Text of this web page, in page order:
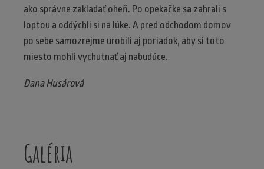
ako správne zakladať oheň. Po opekačke sa zahrali s
loptou a oddýchli si na lúke. A pred odchodom domov
po sebe samozrejme urobili aj poriadok, aby si toto
miesto mohli vychutnať aj nabudúce.
Dana Husárová
Galéria